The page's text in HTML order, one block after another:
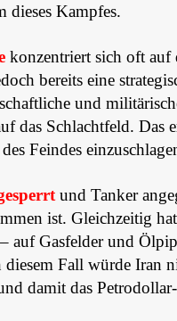
dieses Kampfes.
konzentriert sich oft
bereits eine
und
das Schlachtfeld. Das
Feindes
und Tanker
ist. Gleichzeitig
auf Gasfelder und
diesem Fall würde Iran
damit das